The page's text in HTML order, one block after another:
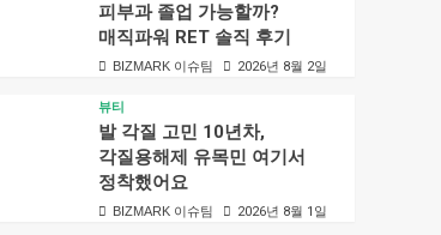
피부과 졸업 가능할까?
매직파워 RET 솔직 후기
BIZMARK 이슈팀 2026년 8월 2일
뷰티
발 각질 고민 10년차,
각질용해제 유목민 여기서
정착했어요
BIZMARK 이슈팀 2026년 8월 1일